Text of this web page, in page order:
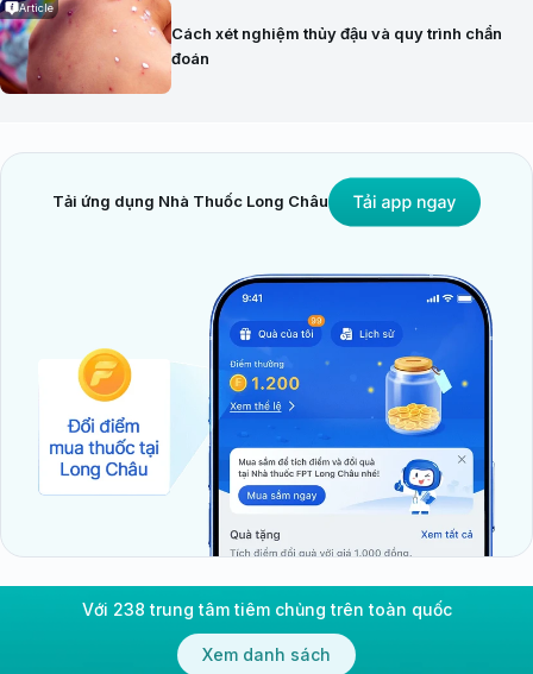
Article
Cách xét nghiệm thủy đậu và quy trình chẩn
đoán
Tải ứng dụng Nhà Thuốc Long Châu
Với 238 trung tâm tiêm chủng trên toàn quốc
Xem danh sách